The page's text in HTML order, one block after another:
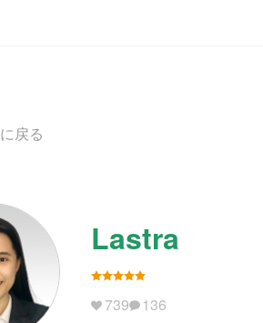
戻る
Lastra
739 136